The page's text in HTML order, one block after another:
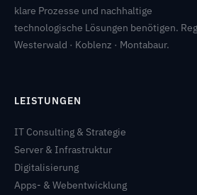
klare Prozesse und nachhaltige
technologische Lösungen benötigen.
Westerwald · Koblenz · Montabaur.
LEISTUNGEN
IT Consulting & Strategie
Server & Infrastruktur
Digitalisierung
Apps- & Webentwicklung